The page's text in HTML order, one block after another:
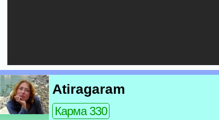
Atiragaram
Карма 330